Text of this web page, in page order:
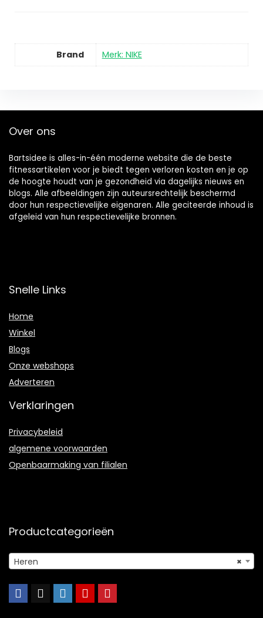
Brand Merk: NIKE
Over ons
Bartsidee is alles-in-één moderne website die de beste
fitnessartikelen voor je biedt tegen verloren kosten en je op
de hoogte houdt van je gezondheid via dagelijks nieuws en
blogs. Alle afbeeldingen zijn auteursrechtelijk beschermd
door hun respectievelijke eigenaren. Alle geciteerde inhoud is
afgeleid van hun respectievelijke bronnen.
Snelle Links
Home
Winkel
Blogs
Onze webshops
Adverteren
Verklaringen
Privacybeleid
algemene voorwaarden
Openbaarmaking van filialen
Productcategorieën
×
Heren